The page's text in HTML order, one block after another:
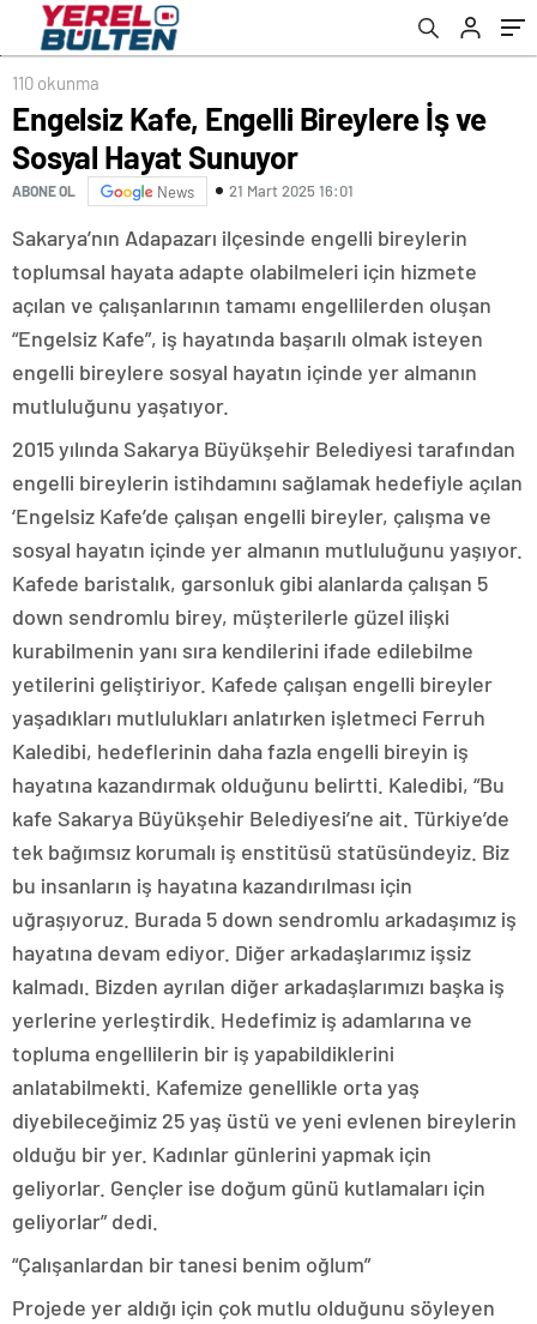
110 okunma
Engelsiz Kafe, Engelli Bireylere İş ve
Sosyal Hayat Sunuyor
ABONE OL News 21 Mart 2025 16:01
Sakarya’nın Adapazarı ilçesinde engelli bireylerin
toplumsal hayata adapte olabilmeleri için hizmete
açılan ve çalışanlarının tamamı engellilerden oluşan
“Engelsiz Kafe”, iş hayatında başarılı olmak isteyen
engelli bireylere sosyal hayatın içinde yer almanın
mutluluğunu yaşatıyor.
2015 yılında Sakarya Büyükşehir Belediyesi tarafından
engelli bireylerin istihdamını sağlamak hedefiyle açılan
‘Engelsiz Kafe’de çalışan engelli bireyler, çalışma ve
sosyal hayatın içinde yer almanın mutluluğunu yaşıyor.
Kafede baristalık, garsonluk gibi alanlarda çalışan 5
down sendromlu birey, müşterilerle güzel ilişki
kurabilmenin yanı sıra kendilerini ifade edilebilme
yetilerini geliştiriyor. Kafede çalışan engelli bireyler
yaşadıkları mutlulukları anlatırken işletmeci Ferruh
Kaledibi, hedeflerinin daha fazla engelli bireyin iş
hayatına kazandırmak olduğunu belirtti. Kaledibi, “Bu
kafe Sakarya Büyükşehir Belediyesi’ne ait. Türkiye’de
tek bağımsız korumalı iş enstitüsü statüsündeyiz. Biz
bu insanların iş hayatına kazandırılması için
uğraşıyoruz. Burada 5 down sendromlu arkadaşımız iş
hayatına devam ediyor. Diğer arkadaşlarımız işsiz
kalmadı. Bizden ayrılan diğer arkadaşlarımızı başka iş
yerlerine yerleştirdik. Hedefimiz iş adamlarına ve
topluma engellilerin bir iş yapabildiklerini
anlatabilmekti. Kafemize genellikle orta yaş
diyebileceğimiz 25 yaş üstü ve yeni evlenen bireylerin
olduğu bir yer. Kadınlar günlerini yapmak için
geliyorlar. Gençler ise doğum günü kutlamaları için
geliyorlar” dedi.
“Çalışanlardan bir tanesi benim oğlum”
Projede yer aldığı için çok mutlu olduğunu söyleyen